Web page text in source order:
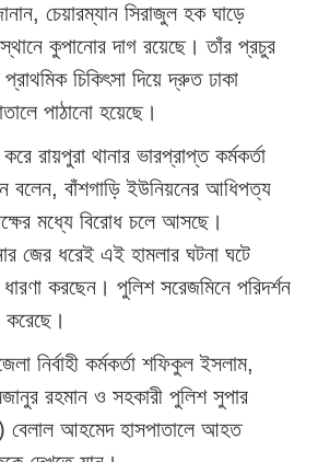
চেয়ারম্যান সিরাজুল হক ঘাড়ে
কুপানোর দাগ রয়েছে। তাঁর প্রচুর
চিকিৎসা দিয়ে দ্রুত ঢাকা
পাঠানো হয়েছে।
রায়পুরা থানার ভারপ্রাপ্ত কর্মকর্তা
বলেন, বাঁশগাড়ি ইউনিয়নের আধিপত্য
মধ্যে বিরোধ চলে আসছে।
জের ধরেই এই হামলার ঘটনা ঘটে
করছেন। পুলিশ সরেজমিনে পরিদর্শন
নির্বাহী কর্মকর্তা শফিকুল ইসলাম,
রহমান ও সহকারী পুলিশ সুপার
বেলাল আহমেদ হাসপাতালে আহত